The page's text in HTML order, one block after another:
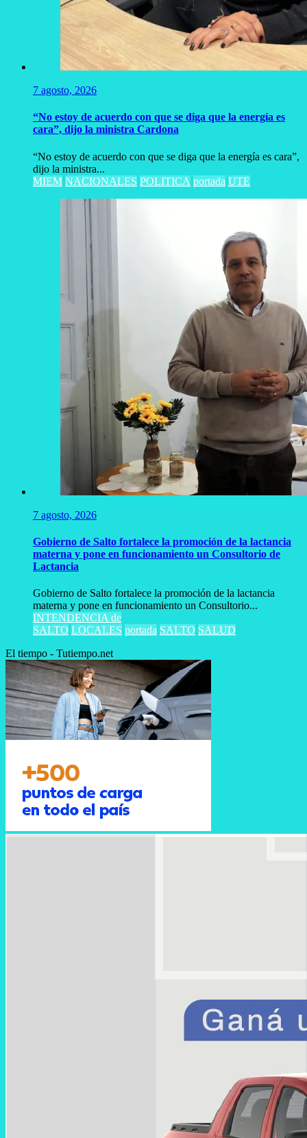
7 agosto, 2026
“No estoy de acuerdo con que se diga que la energía es
cara”, dijo la ministra Cardona
“No estoy de acuerdo con que se diga que la energía es cara”,
dijo la ministra...
MIEM NACIONALES POLITICA portada UTE
7 agosto, 2026
Gobierno de Salto fortalece la promoción de la lactancia
materna y pone en funcionamiento un Consultorio de
Lactancia
Gobierno de Salto fortalece la promoción de la lactancia
materna y pone en funcionamiento un Consultorio...
INTENDENCIA de
SALTO LOCALES portada SALTO SALUD
El tiempo - Tutiempo.net